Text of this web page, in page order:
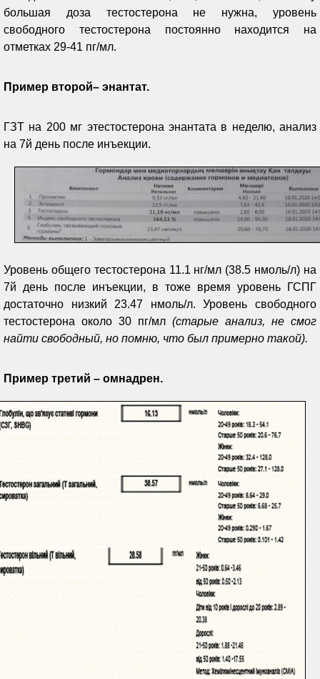
большая доза тестостерона не нужна, уровень
свободного тестостерона постоянно находится на
отметках 29-41 пг/мл.
Пример второй– энантат.
ГЗТ на 200 мг этестостерона энантата в неделю, анализ
на 7й день после инъекции.
Уровень общего тестостерона 11.1 нг/мл (38.5 нмоль/л) на
7й день после инъекции, в тоже время уровень ГСПГ
достаточно низкий 23.47 нмоль/л. Уровень свободного
тестостерона около 30 пг/мл (старые анализ, не смог
найти свободный, но помню, что был примерно такой).
Пример третий – омнадрен.